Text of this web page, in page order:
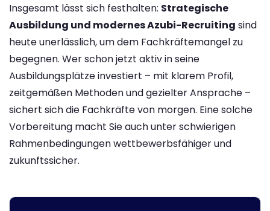
Insgesamt lässt sich festhalten: Strategische
Ausbildung und modernes Azubi-Recruiting sind
heute unerlässlich, um dem Fachkräftemangel zu
begegnen. Wer schon jetzt aktiv in seine
Ausbildungsplätze investiert – mit klarem Profil,
zeitgemäßen Methoden und gezielter Ansprache –
sichert sich die Fachkräfte von morgen. Eine solche
Vorbereitung macht Sie auch unter schwierigen
Rahmenbedingungen wettbewerbsfähiger und
zukunftssicher.